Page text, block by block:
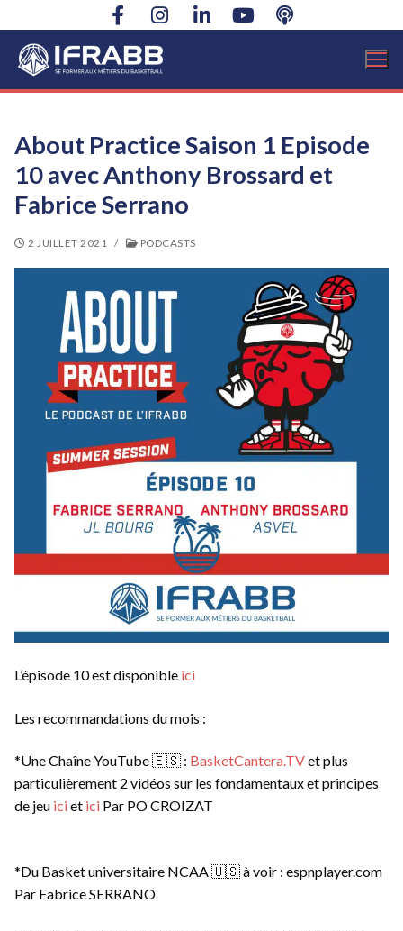
au
contenu
About Practice Saison 1 Episode
10 avec Anthony Brossard et
Fabrice Serrano
2 JUILLET 2021 / PODCASTS
L’épisode 10 est disponible ici
Les recommandations du mois :
*Une Chaîne YouTube 🇪🇸 : BasketCantera.TVet plus
particulièrement 2 vidéos sur les fondamentaux et principes
de jeu iciet ici Par PO CROIZAT
*Du Basket universitaire NCAA 🇺🇸 à voir : espnplayer.com
Par Fabrice SERRANO